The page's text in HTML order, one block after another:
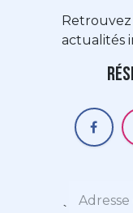
actualités